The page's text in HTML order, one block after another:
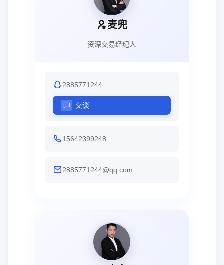
麦兜
资深交易经纪人
2885771244
交谈
15642399248
2885771244@qq.com